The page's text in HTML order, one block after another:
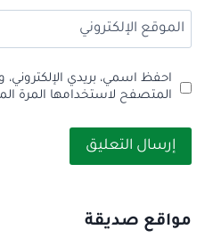
الموقع الإلكتروني
احفظ اسمي، بريدي الإلكتروني،
المتصفح لاستخدامها المرة
مواقع صديقة